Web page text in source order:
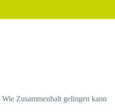
Zusammenhalt gelingen kann